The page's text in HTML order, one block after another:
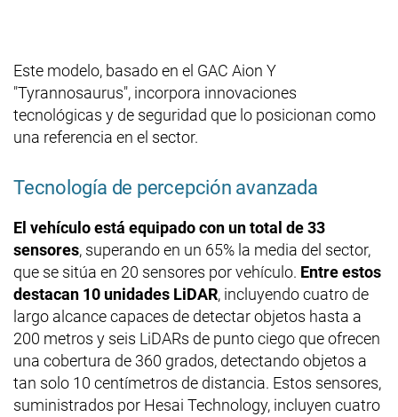
Este modelo, basado en el GAC Aion Y
"Tyrannosaurus", incorpora innovaciones
tecnológicas y de seguridad que lo posicionan como
una referencia en el sector.​
Tecnología de percepción avanzada
El vehículo está equipado con un total de 33
sensores, superando en un 65% la media del sector,
que se sitúa en 20 sensores por vehículo. Entre estos
destacan 10 unidades LiDAR, incluyendo cuatro de
largo alcance capaces de detectar objetos hasta a
200 metros y seis LiDARs de punto ciego que ofrecen
una cobertura de 360 grados, detectando objetos a
tan solo 10 centímetros de distancia. Estos sensores,
suministrados por Hesai Technology, incluyen cuatro